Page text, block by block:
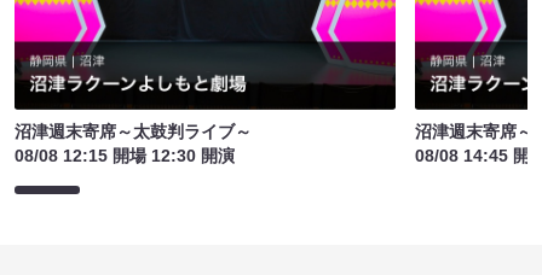
沼津週末寄席～太鼓判ライブ～
08/08 12:15 開場 12:30 開演
沼津週末寄席～
08/08 14:45 開